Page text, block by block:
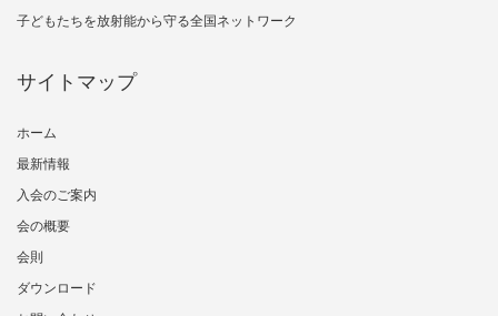
子どもたちを放射能から守る全国ネットワーク
サイトマップ
ホーム
最新情報
入会のご案内
会の概要
会則
ダウンロード